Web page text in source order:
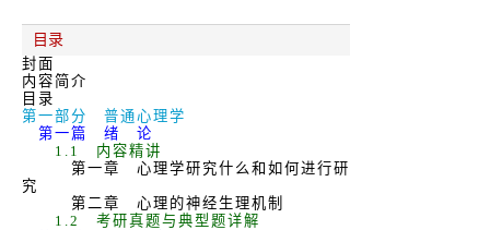
目录
封面
内容简介
目录
第一部分 普通心理学
第一篇 绪 论
1.1
内容精讲
第一章 心理学研究什么和如何进行研
究
第二章 心理的神经生理机制
1.2
考研真题与典型题详解